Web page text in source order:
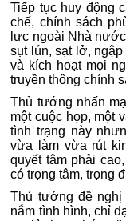
Tiếp tục huy động
chế, chính sách
lực ngoài Nhà
sụt lún, sạt lở,
và kích hoạt mọi
truyền thông chính
Thủ tướng nhấn
một cuộc họp, một
tình trạng này
vừa làm vừa rút
quyết tâm phải
có trọng tâm, trọng
Thủ tướng đề nghị
nắm tình hình, chỉ